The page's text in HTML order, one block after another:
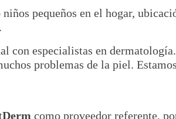
pequeños en el hogar,
con especialistas en
problemas de la piel.
Derm como proveedor referente,